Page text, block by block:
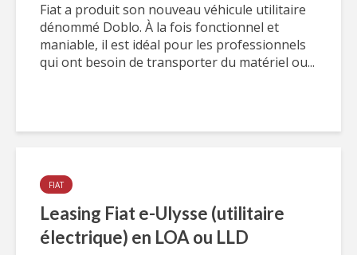
Fiat a produit son nouveau véhicule utilitaire
dénommé Doblo. À la fois fonctionnel et
maniable, il est idéal pour les professionnels
qui ont besoin de transporter du matériel ou...
FIAT
Leasing Fiat e-Ulysse (utilitaire
électrique) en LOA ou LLD